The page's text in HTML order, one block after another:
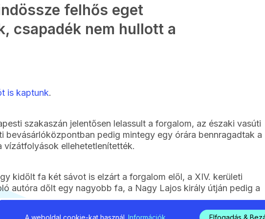
felhős eget
csapadék nem hullott a
is kaptunk.
szakaszán jelentősen lelassult a forgalom, az északi vasúti
bevásárlóközpontban pedig mintegy egy órára bennragadtak a
vízátfolyások ellehetetlenítették.
kidőlt fa két sávot is elzárt a forgalom elől, a XIV. kerületi
autóra dőlt egy nagyobb fa, a Nagy Lajos király útján pedig a
A weboldal cookie-kat használ.Információk Elfogadás &